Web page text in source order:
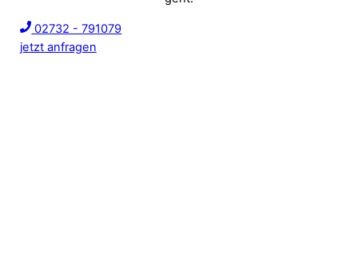
02732 - 791079
jetzt anfragen